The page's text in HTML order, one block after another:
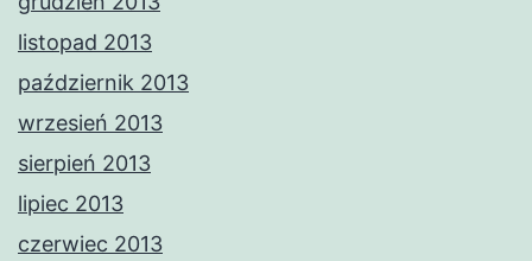
listopad 2013
październik 2013
wrzesień 2013
sierpień 2013
lipiec 2013
czerwiec 2013